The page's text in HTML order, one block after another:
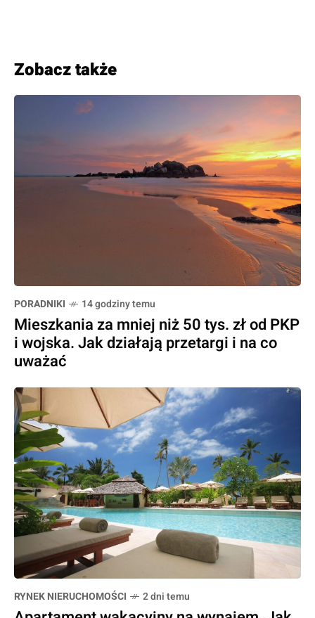
Zobacz także
PORADNIKI 14 godziny temu
Mieszkania za mniej niż 50 tys. zł od PKP
i wojska. Jak działają przetargi i na co
uważać
RYNEK NIERUCHOMOŚCI 2 dni temu